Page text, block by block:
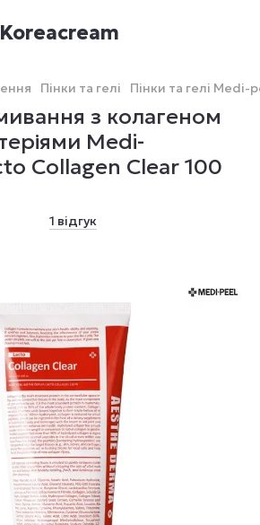
Koreacream
Пінки та гелі Пінки та гелі Medi-
з колагеном
Medi-
Collagen Clear 100
1 відгук